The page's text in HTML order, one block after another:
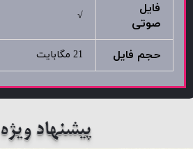
فایل
صوتی
√
حجم فایل 21 مگابایت
پیشنهاد ویژه